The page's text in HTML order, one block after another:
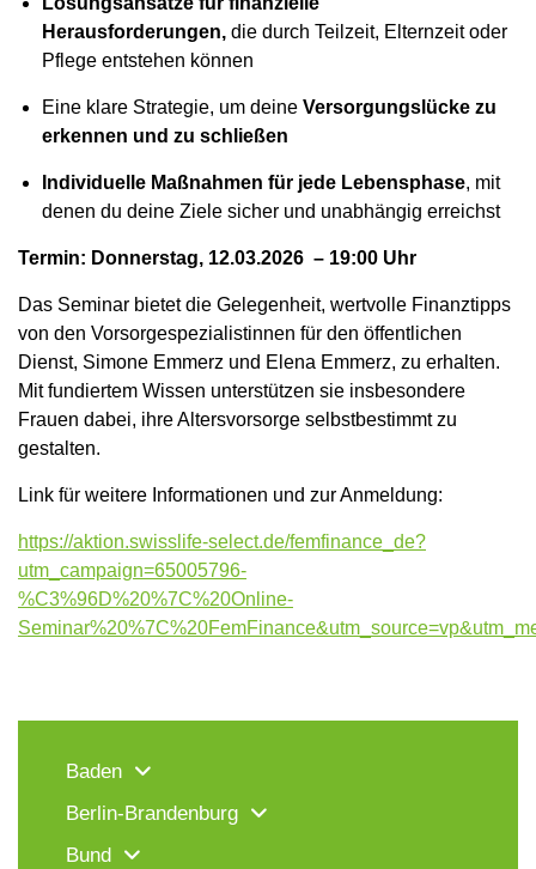
Herausforderungen, die durch Teilzeit, Elternzeit oder
Pflege entstehen können
Eine klare Strategie, um deine Versorgungslücke zu
erkennen und zu schließen
Individuelle Maßnahmen für jede Lebensphase, mit
denen du deine Ziele sicher und unabhängig erreichst
Termin: Donnerstag, 12.03.2026 – 19:00 Uhr
Das Seminar bietet die Gelegenheit, wertvolle Finanztipps
von den Vorsorgespezialistinnen für den öffentlichen
Dienst, Simone Emmerz und Elena Emmerz, zu erhalten.
Mit fundiertem Wissen unterstützen sie insbesondere
Frauen dabei, ihre Altersvorsorge selbstbestimmt zu
gestalten.
Link für weitere Informationen und zur Anmeldung:
https://aktion.swisslife-select.de/femfinance_de?
utm_campaign=65005796-
%C3%96D%20%7C%20Online-
Baden
Berlin-Brandenburg
Bund